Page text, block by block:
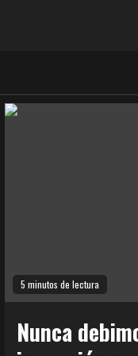
5 minutos de lectura
Nunca